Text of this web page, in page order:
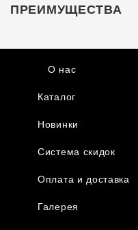
ПРЕИМУЩЕСТВА
О нас
Каталог
Новинки
Система скидок
Оплата и доставка
Галерея